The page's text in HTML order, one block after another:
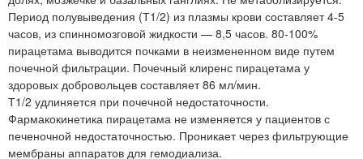
Период полувыведения (Т1/2) из плазмы крови составляет 4-5
часов, из спинномозговой жидкости — 8,5 часов. 80-100%
пирацетама выводится почками в неизмененном виде путем
почечной фильтрации. Почечный клиренс пирацетама у
здоровых добровольцев составляет 86 мл/мин.
Т1/2 удлиняется при почечной недостаточности.
Фармакокинетика пирацетама не изменяется у пациентов с
печеночной недостаточностью. Проникает через фильтрующие
мембраны аппаратов для гемодиализа.